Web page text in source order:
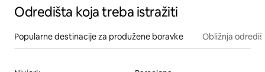
Odredišta koja treba istražiti
Popularne destinacije za produžene boravke Obližnja